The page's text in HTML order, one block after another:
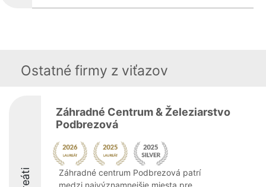
Ostatné firmy z viťazov
Záhradné Centrum & Železiarstvo
Podbrezová
Záhradné centrum Podbrezová patrí
medzi najvýznamnejšie miesta pre